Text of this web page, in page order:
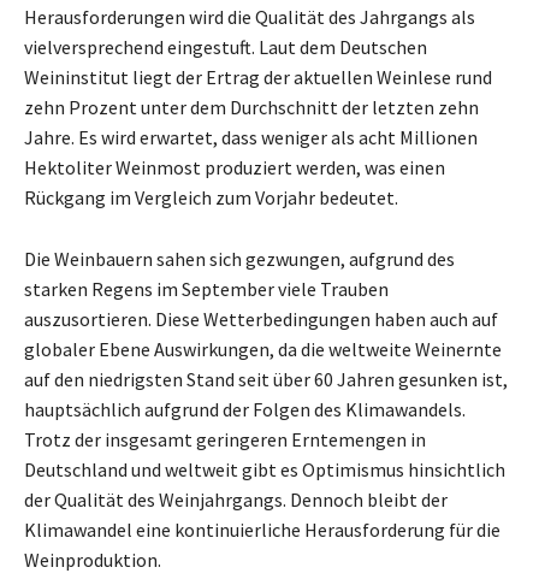
Herausforderungen wird die Qualität des Jahrgangs als
vielversprechend eingestuft. Laut dem Deutschen
Weininstitut liegt der Ertrag der aktuellen Weinlese rund
zehn Prozent unter dem Durchschnitt der letzten zehn
Jahre. Es wird erwartet, dass weniger als acht Millionen
Hektoliter Weinmost produziert werden, was einen
Rückgang im Vergleich zum Vorjahr bedeutet.
Die Weinbauern sahen sich gezwungen, aufgrund des
starken Regens im September viele Trauben
auszusortieren. Diese Wetterbedingungen haben auch auf
globaler Ebene Auswirkungen, da die weltweite Weinernte
auf den niedrigsten Stand seit über 60 Jahren gesunken ist,
hauptsächlich aufgrund der Folgen des Klimawandels.
Trotz der insgesamt geringeren Erntemengen in
Deutschland und weltweit gibt es Optimismus hinsichtlich
der Qualität des Weinjahrgangs. Dennoch bleibt der
Klimawandel eine kontinuierliche Herausforderung für die
Weinproduktion.